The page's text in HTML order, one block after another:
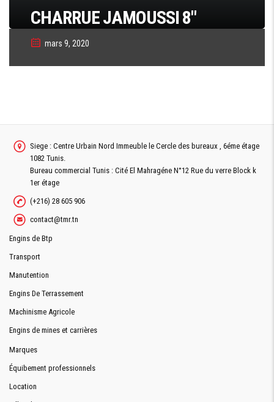
CHARRUE JAMOUSSI 8″
mars 9, 2020
Siege : Centre Urbain Nord Immeuble le Cercle des bureaux , 6éme étage
1082 Tunis.
Bureau commercial Tunis : Cité El Mahragéne N°12 Rue du verre Block k
1er étage
(+216) 28 605 906
contact@tmr.tn
Engins de Btp
Transport
Manutention
Engins De Terrassement
Machinisme Agricole
Engins de mines et carrières
Marques
Équibement professionnels
Location